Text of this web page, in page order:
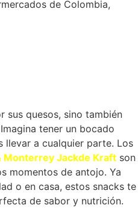
de Colombia,
sus quesos, sino también
tener un bocado
llevar a cualquier parte. Los
Monterrey Jackde Kraft son
momentos de antojo. Ya
o en casa, estos snacks te
de sabor y nutrición.